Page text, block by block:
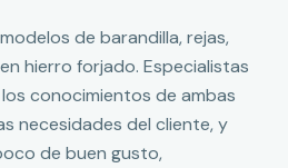
de barandilla, rejas,
hierro forjado. Especialistas
conocimientos de ambas
necesidades del cliente, y
de buen gusto,